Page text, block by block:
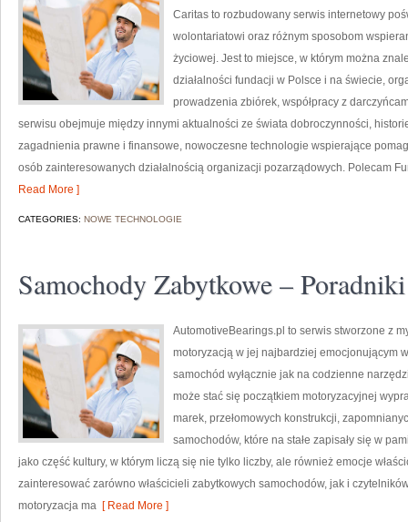
Caritas to rozbudowany serwis internetowy
wolontariatowi oraz różnym sposobom
życiowej. Jest to miejsce, w którym można
działalności fundacji w Polsce i na świecie,
prowadzenia zbiórek, współpracy z
serwisu obejmuje między innymi aktualności ze świata dobroczynności,
zagadnienia prawne i finansowe, nowoczesne technologie wspierające
osób zainteresowanych działalnością organizacji pozarządowych. Polecam
Read More ]
CATEGORIES: NOWE TECHNOLOGIE
Samochody Zabytkowe –
AutomotiveBearings.pl to serwis stworzone z
motoryzacją w jej najbardziej emocjonującym
samochód wyłącznie jak na codzienne
może stać się początkiem motoryzacyjnej
marek, przełomowych konstrukcji,
samochodów, które na stałe zapisały się w
jako część kultury, w którym liczą się nie tylko liczby, ale również emocje
zainteresować zarówno właścicieli zabytkowych samochodów, jak i
motoryzacja ma [ Read More ]